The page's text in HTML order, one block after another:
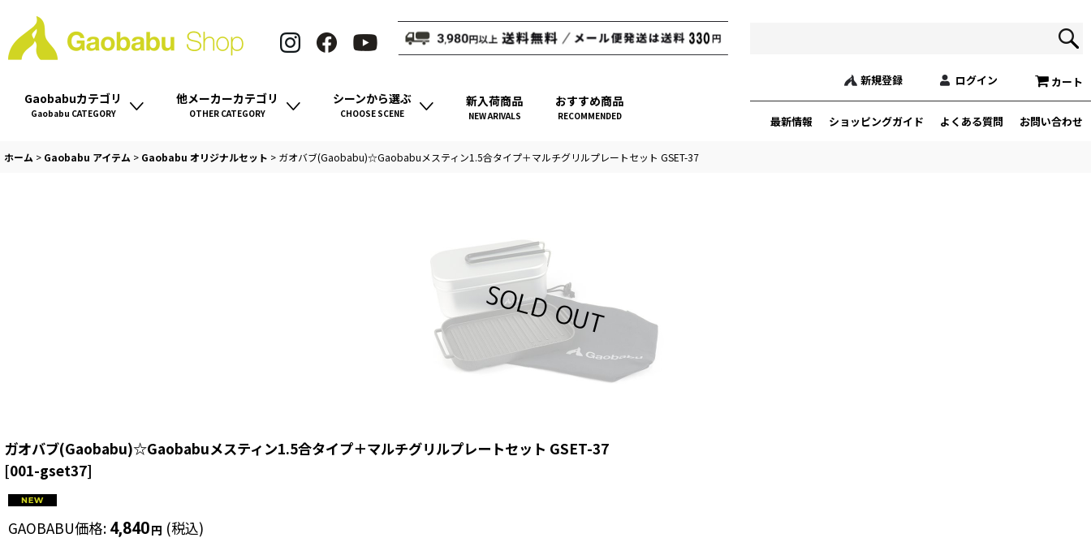
カート
新規登録 ログイン
Gaobabuカテゴリ
Gaobabu CATEGORY
他メーカーカテゴリ
OTHER CATEGORY
シーンから選ぶ
CHOOSE SCENE
新入荷商品
NEW ARIVALS
おすすめ商品
RECOMMENDED 最新情報 ショッピングガイド よくある質問 お問い合わせ
ホーム > Gaobabu アイテム > Gaobabu オリジナルセット > ガオバブ(Gaobabu)☆Gaobabuメスティン1.5合タイプ＋マルチグリルプレートセット GSET-37
ガオバブ(Gaobabu)☆Gaobabuメスティン1.5合タイプ＋マルチグリルプレートセット GSET-37
[001-gset37]
GAOBABU価格: 4,840円 (税込)